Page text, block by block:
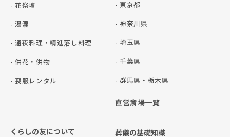
- 花祭壇
- 湯灌
- 通夜料理・精進落し料理
- 供花・供物
- 喪服レンタル
- 東京都
- 神奈川県
- 埼玉県
- 千葉県
- 群⾺県・栃⽊県
直営斎場一覧
くらしの友について 葬儀の基礎知識